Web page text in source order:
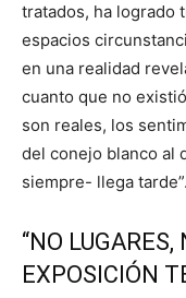
tratados, ha logrado
espacios
en una realidad
cuanto que no
son reales, los
del conejo blanco al
siempre- llega tarde”.
“NO LUGARES,
EXPOSICIÓN